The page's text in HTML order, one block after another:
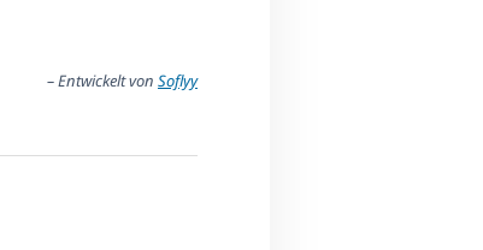
– Entwickelt von Soflyy